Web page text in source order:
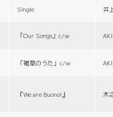
Single 井
「Our Songs」c/w
「雑草のうた」c/w
『We are Buono!』 木